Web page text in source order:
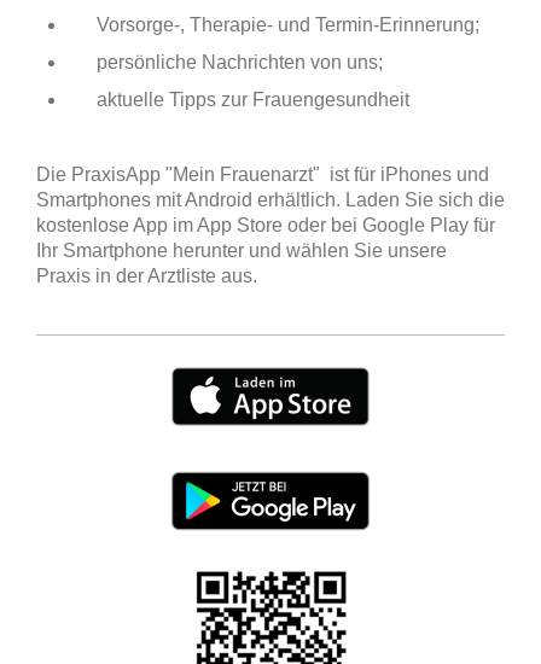
Vorsorge-, Therapie- und Termin-Erinnerung;
persönliche Nachrichten von uns;
aktuelle Tipps zur Frauengesundheit
Die PraxisApp "Mein Frauenarzt" ist für iPhones und
Smartphones mit Android erhältlich. Laden Sie sich die
kostenlose App im App Store oder bei Google Play für
Ihr Smartphone herunter und wählen Sie unsere
Praxis in der Arztliste aus.